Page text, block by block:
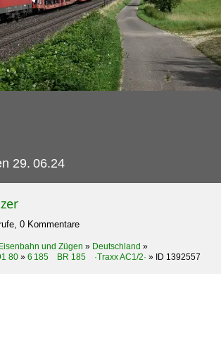
29. 06.24
0 Kommentare
und Zügen » Deutschland »
80 » 6 185 BR 185 ·Traxx AC1/2· » ID 1392557